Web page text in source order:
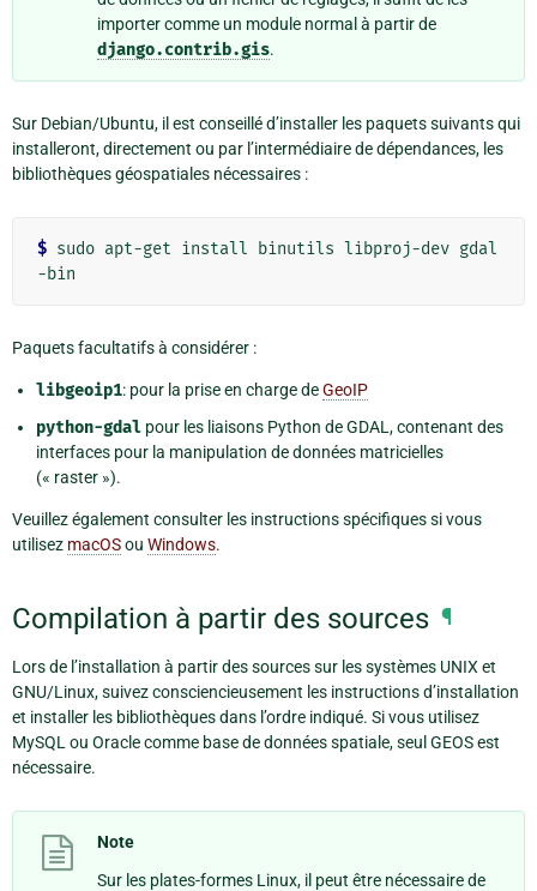
importer comme un module normal à partir de
django.contrib.gis.
Sur Debian/Ubuntu, il est conseillé d’installer les paquets suivants qui
installeront, directement ou par l’intermédiaire de dépendances, les
bibliothèques géospatiales nécessaires :
$ sudo apt-get install binutils libproj-dev gdal
Paquets facultatifs à considérer :
libgeoip1: pour la prise en charge deGeoIP
python-gdal pour les liaisons Python de GDAL, contenant des
interfaces pour la manipulation de données matricielles
(« raster »).
Veuillez également consulter les instructions spécifiques si vous
utilisez macOSou Windows.
Compilation à partir des sources ¶
Lors de l’installation à partir des sources sur les systèmes UNIX et
GNU/Linux, suivez consciencieusement les instructions d’installation
et installer les bibliothèques dans l’ordre indiqué. Si vous utilisez
MySQL ou Oracle comme base de données spatiale, seul GEOS est
nécessaire.
Note
Sur les plates-formes Linux, il peut être nécessaire de